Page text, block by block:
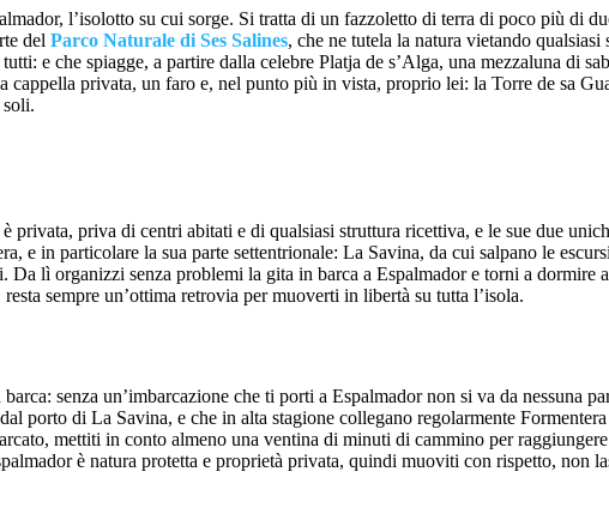
l’isolotto su cui sorge. Si tratta di un fazzoletto di terra di poco più di
del Parco Naturale di Ses Salines, che ne tutela la natura vietando
e che spiagge, a partire dalla celebre Platja de s’Alga, una mezzaluna di
cappella privata, un faro e, nel punto più in vista, proprio lei: la Torre de sa
privata, priva di centri abitati e di qualsiasi struttura ricettiva, e le sue due
e in particolare la sua parte settentrionale: La Savina, da cui salpano le
Da lì organizzi senza problemi la gita in barca a Espalmador e torni a
sempre un’ottima retrovia per muoverti in libertà su tutta l’isola.
senza un’imbarcazione che ti porti a Espalmador non si va da nessuna
porto di La Savina, e che in alta stagione collegano regolarmente
mettiti in conto almeno una ventina di minuti di cammino per
è natura protetta e proprietà privata, quindi muoviti con rispetto, non